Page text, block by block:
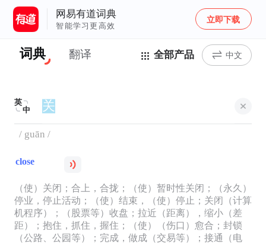
网易有道词典
智能学习更高效
立即下载
词典 翻译 全部产品 中文
英
中
/ guān /
close
（使）关闭；合上，合拢；（使）暂时性关闭；（永久）
停业，停止活动；（使）结束，（使）停止；关闭（计算
机程序）；（股票等）收盘；拉近（距离），缩小（差
距）；抱住，抓住，握住；（使）（伤口）愈合；封锁
（公路、公园等）；完成，做成（交易等）；接通（电